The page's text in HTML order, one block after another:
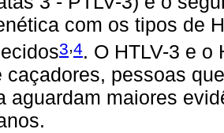
com os tipos de
3,4. O HTLV-3 e o
caçadores, pessoas
aguardam maiores